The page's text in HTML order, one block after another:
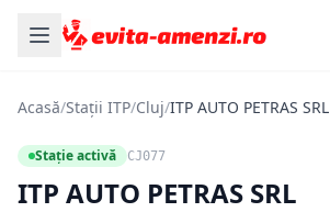
Acasă/Stații ITP/Cluj/ITP AUTO PETRAS SRL
Stație activă CJ077
ITP AUTO PETRAS SRL